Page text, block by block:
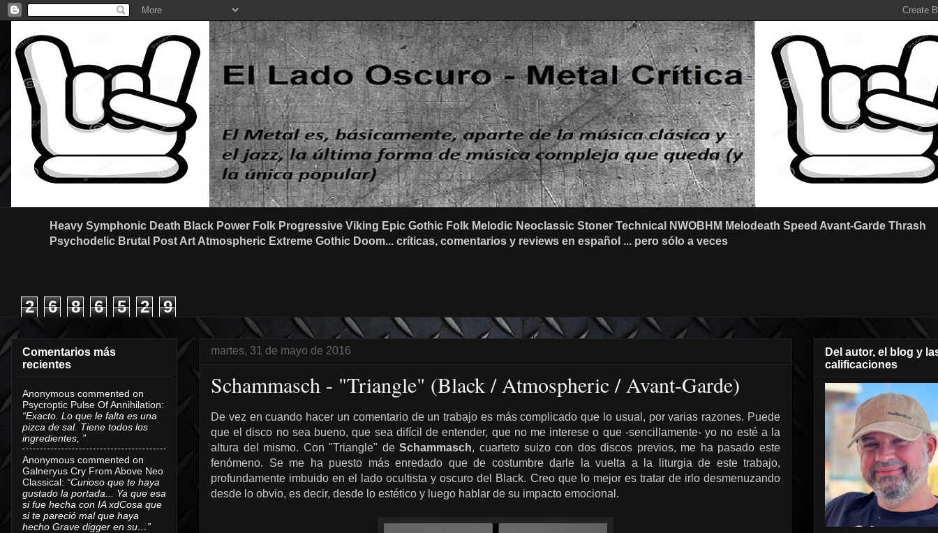
Heavy Symphonic Death Black Power Folk Progressive Viking Epic Gothic Folk Melodic Neoclassic Stoner Technical NWOBHM Melodeath Speed Avant-Garde Thrash
Psychodelic Brutal Post Art Atmospheric Extreme Gothic Doom... críticas, comentarios y reviews en español ... pero sólo a veces
2 6 8 6 5 2 9
martes, 31 de mayo de 2016
Schammasch - "Triangle" (Black / Atmospheric / Avant-Garde)
De vez en cuando hacer un comentario de un trabajo es más complicado que lo usual, por varias razones. Puede
que el disco no sea bueno, que sea difícil de entender, que no me interese o que -sencillamente- yo no esté a la
altura del mismo. Con "Triangle" deSchammasch, cuarteto suizo con dos discos previos, me ha pasado este
fenómeno. Se me ha puesto más enredado que de costumbre darle la vuelta a la liturgia de este trabajo,
profundamente imbuido en el lado ocultista y oscuro del Black. Creo que lo mejor es tratar de irlo desmenuzando
desde lo obvio, es decir, desde lo estético y luego hablar de su impacto emocional.
Comentarios más
recientes
Anonymous commented on
Psycroptic Pulse Of Annihilation:
“Exacto. Lo que le falta es una
pizca de sal. Tiene todos los
ingredientes, ”
Anonymous commented on
Galneryus Cry From Above Neo
Classical: “Curioso que te haya
gustado la portada... Ya que esa
si fue hecha con IA xdCosa que
si te pareció mal que haya
hecho Grave digger en su…”
Del autor, el blog y
calificaciones